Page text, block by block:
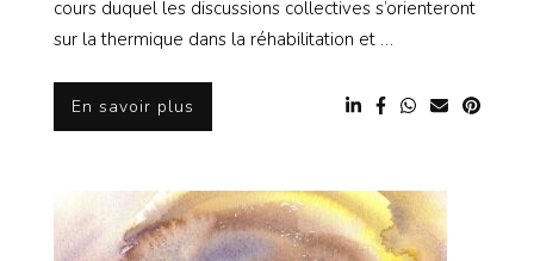
cours duquel les discussions collectives s’orienteront
sur la thermique dans la réhabilitation et …
En savoir plus